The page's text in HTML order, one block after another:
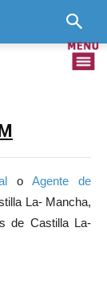
o Agente de
La- Mancha,
de Castilla La-